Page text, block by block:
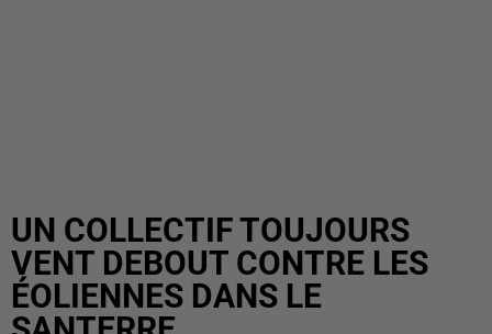
UN COLLECTIF TOUJOURS
VENT DEBOUT CONTRE LES
ÉOLIENNES DANS LE